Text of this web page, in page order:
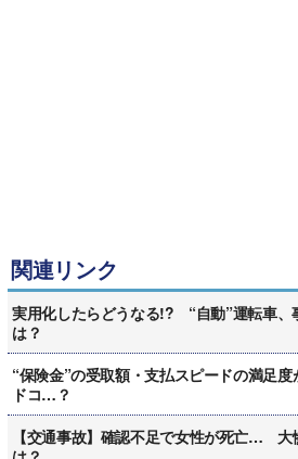
関連リンク
実用化したらどうなる!? “自動”運転車、
は？
“保険金”の受取額・支払スピードの満足
ドコ…？
【交通事故】確認不足で女性が死亡… 大